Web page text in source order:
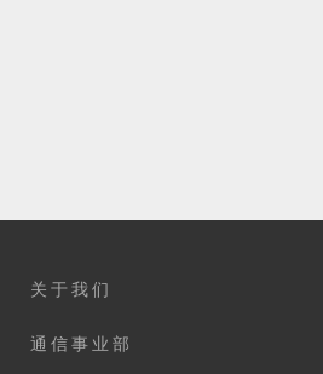
关于我们
通信事业部